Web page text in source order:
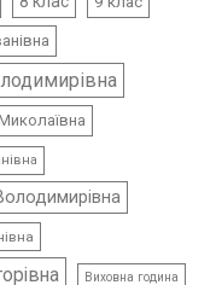
Виховна година